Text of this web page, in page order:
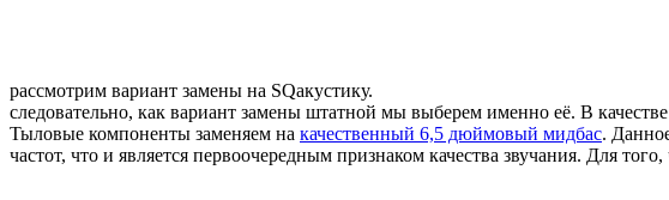
рассмотрим вариант замены на SQакустику.
следовательно, как вариант замены штатной мы выберем именно её. В
Тыловые компоненты заменяем на качественный 6,5 дюймовый мидбас.
частот, что и является первоочередным признаком качества звучания. Для